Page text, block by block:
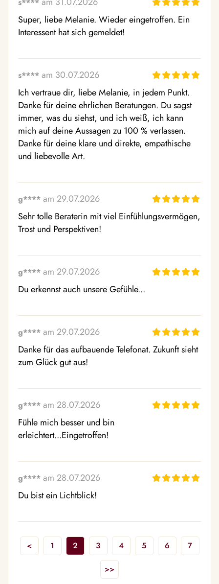
Super, liebe Melanie. Wieder eingetroffen. Ein
Interessent hat sich gemeldet!
s**** am 30.07.2026
Ich vertraue dir, liebe Melanie, in jedem Punkt.
Danke für deine ehrlichen Beratungen. Du sagst
immer, was du siehst, und ich weiß, ich kann
mich auf deine Aussagen zu 100 % verlassen.
Danke für deine klare und direkte, empathische
und liebevolle Art.
g**** am 29.07.2026
Sehr tolle Beraterin mit viel Einfühlungsvermögen,
Trost und Perspektiven!
g**** am 29.07.2026
Du erkennst auch unsere Gefühle...
g**** am 29.07.2026
Danke für das aufbauende Telefonat. Zukunft sieht
zum Glück gut aus!
g**** am 28.07.2026
Fühle mich besser und bin
erleichtert...Eingetroffen!
g**** am 28.07.2026
Du bist ein Lichtblick!
< 1 2 3 4 5 6 7
>>